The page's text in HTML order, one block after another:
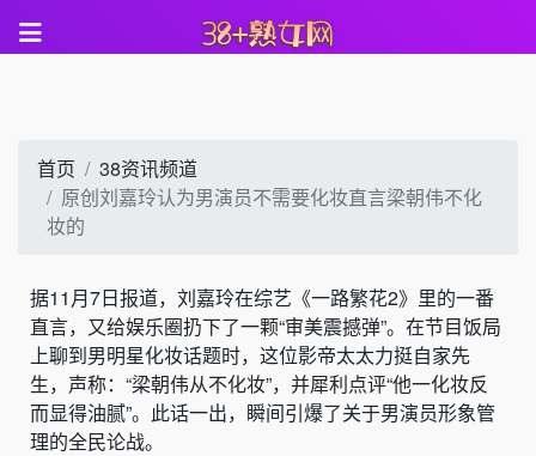
首页
38资讯频道
原创刘嘉玲认为男演员不需要化妆直言梁朝伟不化
妆的
据11月7日报道，刘嘉玲在综艺《一路繁花2》里的一番
直言，又给娱乐圈扔下了一颗“审美震撼弹”。在节目饭局
上聊到男明星化妆话题时，这位影帝太太力挺自家先
生，声称：“梁朝伟从不化妆”，并犀利点评“他一化妆反
而显得油腻”。此话一出，瞬间引爆了关于男演员形象管
理的全民论战。